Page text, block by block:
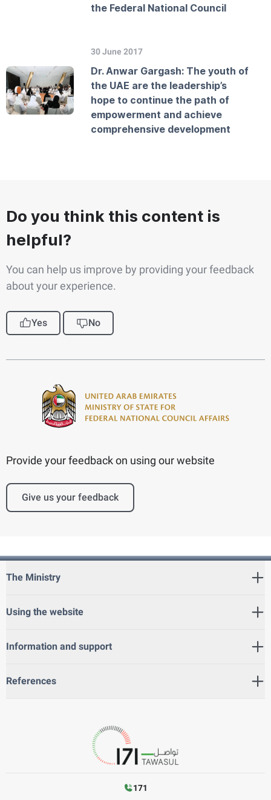
the Federal National Council
30 June 2017
Dr. Anwar Gargash: The youth of
the UAE are the leadership’s
hope to continue the path of
empowerment and achieve
comprehensive development
Do you think this content is
helpful?
You can help us improve by providing your feedback
about your experience.
Yes No
Provide your feedback on using our website
Give us your feedback
The Ministry
Using the website
Information and support
References
171